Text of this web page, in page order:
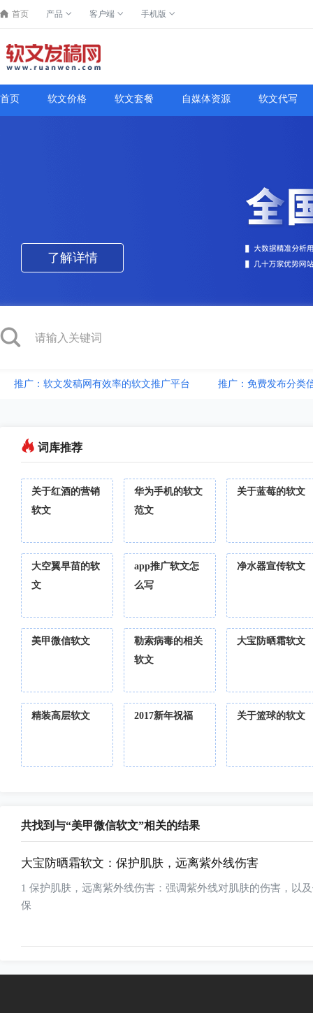
首页 产品 客户端 手机版
首页 软文价格 软文套餐 自媒体资源 软文代写
了解详情
推广：软文发稿网有效率的软文推广平台 推广：免费发布分类
词库推荐
关于红酒的营销
软文
华为手机的软文
范文
关于蓝莓的软文
大空翼早苗的软
文
app推广软文怎
么写
净水器宣传软文
美甲微信软文
勒索病毒的相关
软文
大宝防晒霜软文
精装高层软文 2017新年祝福 关于篮球的软文
共找到与“美甲微信软文”相关的结果
大宝防晒霜软文：保护肌肤，远离紫外线伤害
1 保护肌肤，远离紫外线伤害：强调紫外线对肌肤的伤害，以及使用大宝防晒霜的重要性。您可以提到产品含有维生素C和抗氧化成分，有助于
保